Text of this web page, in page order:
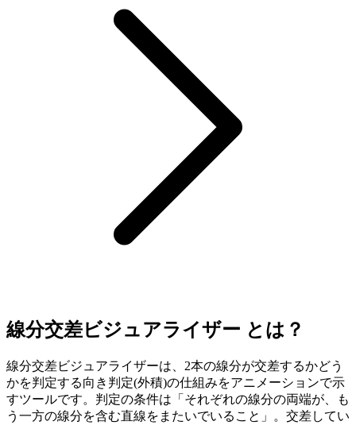
線分交差ビジュアライザー とは？
線分交差ビジュアライザーは、2本の線分が交差するかどう
かを判定する向き判定(外積)の仕組みをアニメーションで示
すツールです。判定の条件は「それぞれの線分の両端が、も
う一方の線分を含む直線をまたいでいること」。交差してい